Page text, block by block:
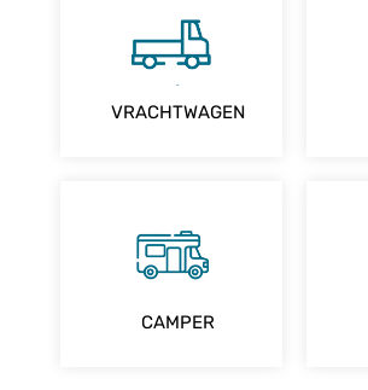
VRACHTWAGEN
CAMPER